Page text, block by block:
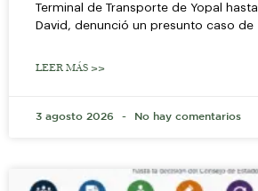
Terminal de Transporte de Yopal
David, denunció un presunto caso de
LEER MÁS >>
3 agosto 2026 No hay comentarios